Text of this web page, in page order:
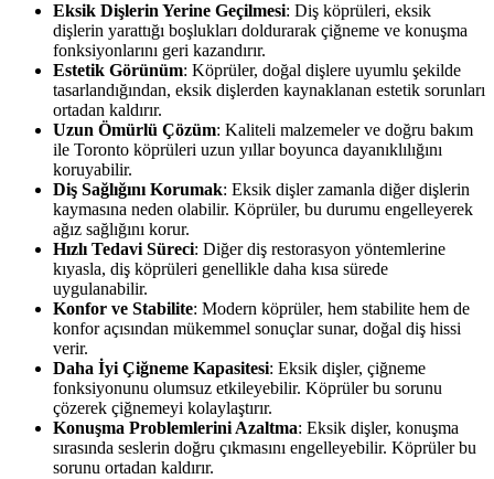
Eksik Dişlerin Yerine Geçilmesi: Diş köprüleri, eksik
dişlerin yarattığı boşlukları doldurarak çiğneme ve konuşma
fonksiyonlarını geri kazandırır.
Estetik Görünüm: Köprüler, doğal dişlere uyumlu şekilde
tasarlandığından, eksik dişlerden kaynaklanan estetik sorunları
ortadan kaldırır.
Uzun Ömürlü Çözüm: Kaliteli malzemeler ve doğru bakım
ile Toronto köprüleri uzun yıllar boyunca dayanıklılığını
koruyabilir.
Diş Sağlığını Korumak: Eksik dişler zamanla diğer dişlerin
kaymasına neden olabilir. Köprüler, bu durumu engelleyerek
ağız sağlığını korur.
Hızlı Tedavi Süreci: Diğer diş restorasyon yöntemlerine
kıyasla, diş köprüleri genellikle daha kısa sürede
uygulanabilir.
Konfor ve Stabilite: Modern köprüler, hem stabilite hem de
konfor açısından mükemmel sonuçlar sunar, doğal diş hissi
verir.
Daha İyi Çiğneme Kapasitesi: Eksik dişler, çiğneme
fonksiyonunu olumsuz etkileyebilir. Köprüler bu sorunu
çözerek çiğnemeyi kolaylaştırır.
Konuşma Problemlerini Azaltma: Eksik dişler, konuşma
sırasında seslerin doğru çıkmasını engelleyebilir. Köprüler bu
sorunu ortadan kaldırır.